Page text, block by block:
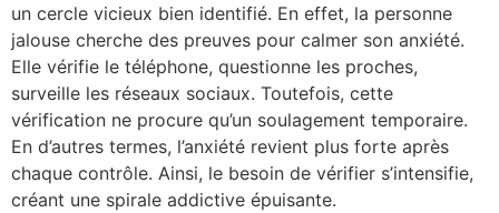
un cercle vicieux bien identifié. En effet, la personne
jalouse cherche des preuves pour calmer son anxiété.
Elle vérifie le téléphone, questionne les proches,
surveille les réseaux sociaux. Toutefois, cette
vérification ne procure qu’un soulagement temporaire.
En d’autres termes, l’anxiété revient plus forte après
chaque contrôle. Ainsi, le besoin de vérifier s’intensifie,
créant une spirale addictive épuisante.